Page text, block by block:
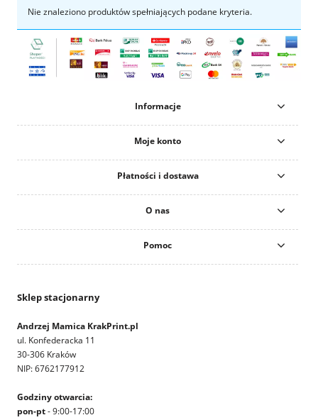
Nie znaleziono produktów spełniających podane kryteria.
Informacje
Moje konto
Płatności i dostawa
O nas
Pomoc
Sklep stacjonarny
Andrzej Mamica KrakPrint.pl
ul. Konfederacka 11
30-306 Kraków
NIP: 6762177912
Godziny otwarcia:
pon-pt- 9:00-17:00